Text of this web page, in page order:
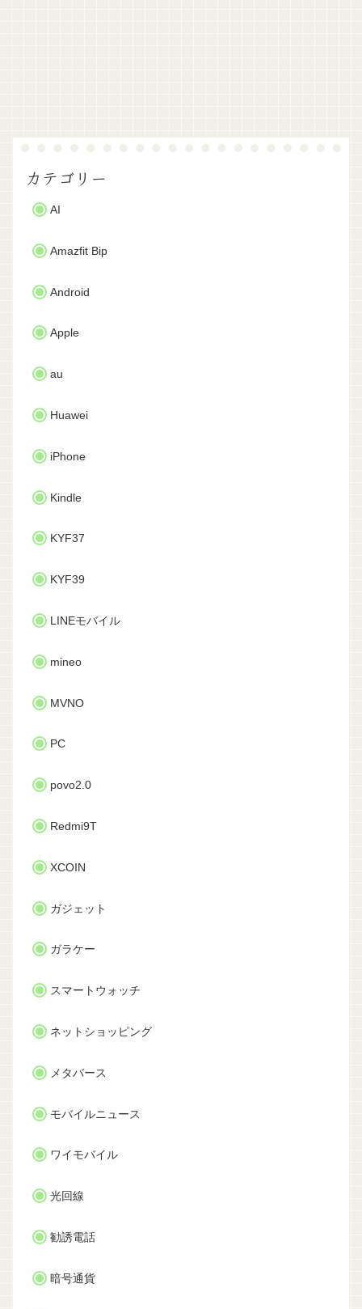
カテゴリー
AI
Amazfit Bip
Android
Apple
au
Huawei
iPhone
Kindle
KYF37
KYF39
LINEモバイル
mineo
MVNO
PC
povo2.0
Redmi9T
XCOIN
ガジェット
ガラケー
スマートウォッチ
ネットショッピング
メタバース
モバイルニュース
ワイモバイル
光回線
勧誘電話
暗号通貨